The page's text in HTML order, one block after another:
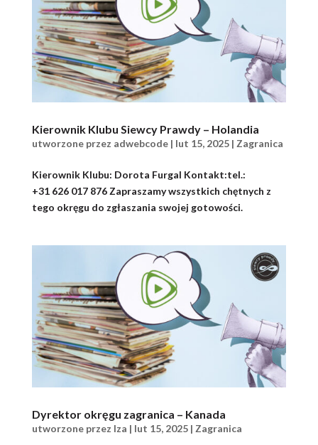
Kierownik Klubu Siewcy Prawdy – Holandia
utworzone przez adwebcode| lut 15, 2025| Zagranica
Kierownik Klubu: Dorota Furgal Kontakt:tel.:
+31 626 017 876 Zapraszamy wszystkich chętnych z
tego okręgu do zgłaszania swojej gotowości.
Dyrektor okręgu zagranica – Kanada
utworzone przez Iza | lut 15, 2025| Zagranica